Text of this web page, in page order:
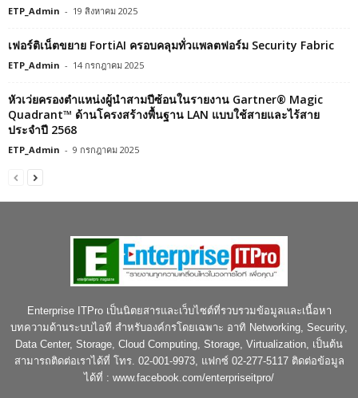
ETP_Admin - 19 สิงหาคม 2025
เฟอร์ติเน็ตขยาย FortiAI ครอบคลุมทั่วแพลตฟอร์ม Security Fabric
ETP_Admin - 14 กรกฎาคม 2025
หัวเว่ยครองตำแหน่งผู้นำสามปีซ้อนในรายงาน Gartner® Magic
Quadrant™ ด้านโครงสร้างพื้นฐาน LAN แบบใช้สายและไร้สาย
ประจำปี 2568
ETP_Admin - 9 กรกฎาคม 2025
Enterprise ITPro เป็นนิตยสารและเว็บไซต์ที่รวบรวมข้อมูลและเนื้อหา
บทความด้านระบบไอที สำหรับองค์กรโดยเฉพาะ อาทิ Networking, Security,
Data Center, Storage, Cloud Computing, Storage, Virtualization, เป็นต้น
สามารถติดต่อเราได้ที่ โทร. 02-001-9973, แฟกซ์ 02-277-5117 ติดต่อข้อมูล
ได้ที่ : www.facebook.com/enterpriseitpro/